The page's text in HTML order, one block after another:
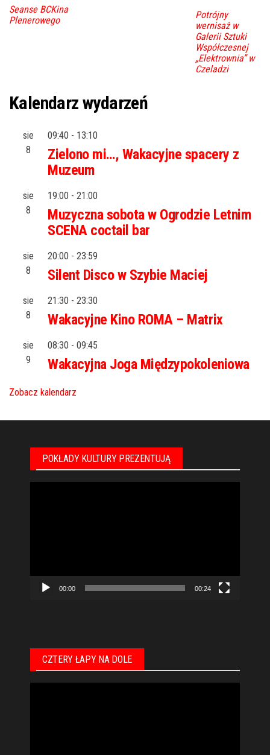
Seanse BCKina
Plenerowego
Potrójny
wernisaż w
Galerii Sztuki
Współczesnej
„Elektrownia” w
Czeladzi
Kalendarz wydarzeń
sie
8
09:40 - 13:10
Zielono mi…, Wakacyjne spacery z
Muzeum
sie
8
19:00 - 21:00
Muzyczna sobota w Ogrodzie Letnim
SCENA coctail bar
sie
8
20:00 - 23:59
Silent Disco w Szybie Maciej
sie
8
21:30 - 23:30
Wakacyjne Kino ROMA – Matrix
sie
9
08:30 - 09:45
Wakacyjna Joga Międzypokoleniowa
Zobacz kalendarz
POKŁADY KULTURY PREZENTUJĄ
00:00 00:24
CZTERY ŁAPY NA DOLE